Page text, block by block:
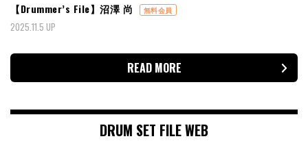
【Drummer’s File】沼澤 尚
無料会員
2025.11.5 UP
READ MORE
DRUM SET FILE WEB